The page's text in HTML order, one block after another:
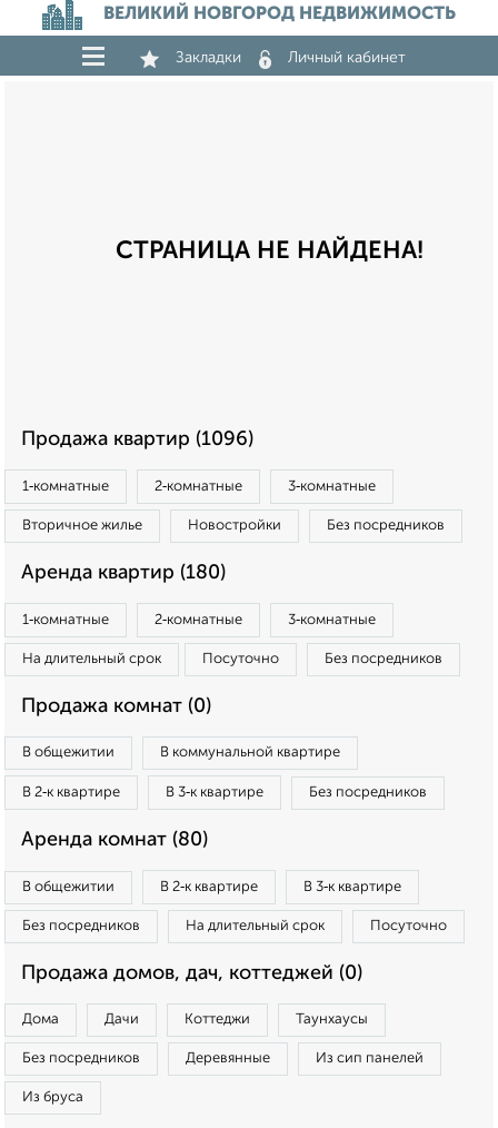
ВЕЛИКИЙ НОВГОРОД НЕДВИЖИМОСТЬ
Закладки Личный кабинет
СТРАНИЦА НЕ НАЙДЕНА!
Продажа квартир (1096)
1‑комнатные 2‑комнатные 3‑комнатные
Вторичное жилье Новостройки Без посредников
Аренда квартир (180)
1‑комнатные 2‑комнатные 3‑комнатные
На длительный срок Посуточно Без посредников
Продажа комнат (0)
В общежитии В коммунальной квартире
В 2‑к квартире В 3‑к квартире Без посредников
Аренда комнат (80)
В общежитии В 2‑к квартире В 3‑к квартире
Без посредников На длительный срок Посуточно
Продажа домов, дач, коттеджей (0)
Дома Дачи Коттеджи Таунхаусы
Без посредников Деревянные Из сип панелей
Из бруса